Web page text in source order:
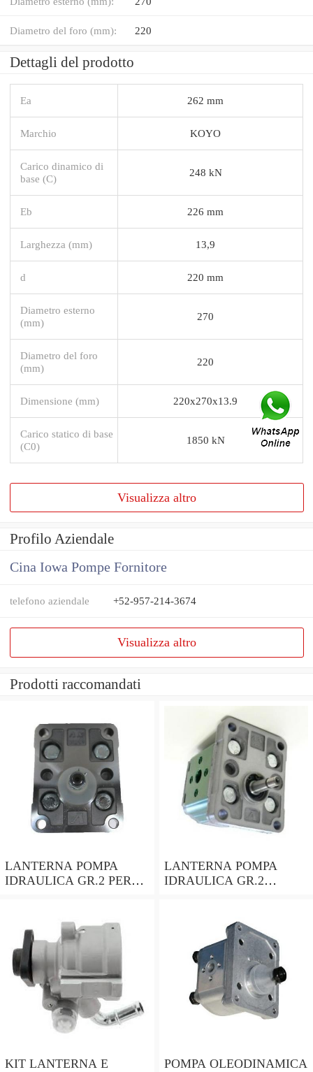
Diametro del foro (mm): 220
Dettagli del prodotto
Ea 262 mm
Marchio KOYO
Carico dinamico di
base (C)
248 kN
Eb 226 mm
Larghezza (mm) 13,9
d 220 mm
Diametro esterno
(mm)
270
Diametro del foro
(mm)
220
Dimensione (mm) 220x270x13.9
Carico statico di base
(C0)
1850 kN
Visualizza altro
Profilo Aziendale
Cina Iowa Pompe Fornitore
telefono aziendale +52-957-214-3674
Visualizza altro
Prodotti raccomandati
LANTERNA POMPA
IDRAULICA GR.2 PER
LOMBARDINI ACME
LANTERNA POMPA
IDRAULICA GR.2
HONDA ecc
KIT LANTERNA E
POMPA OLEODINAMICA